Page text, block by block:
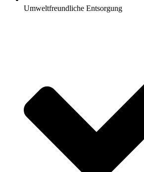
Umweltfreundliche Entsorgung